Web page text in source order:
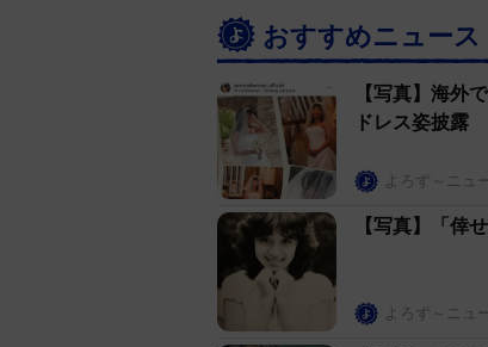
おすすめニュース
【写真】海外
ドレス姿披露
よろず～ニュ
【写真】「倖
よろず～ニュ